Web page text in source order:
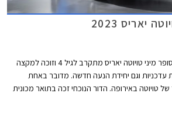
יאריס 2023
הדור הרביעי של מכונית הסופר מיני טויוטה יאריס מתקרב לגיל 4 וזוכה למקצה
עדכניות וגם יחידת הנעה חדשה. מדובר באחת
טויוטה באירופה. הדור הנוכחי זכה בתואר מכונית